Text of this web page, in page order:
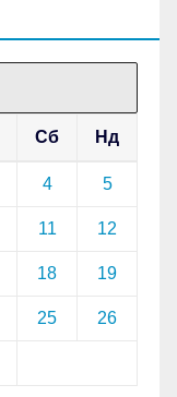
Сб Нд
4 5
11 12
18 19
25 26